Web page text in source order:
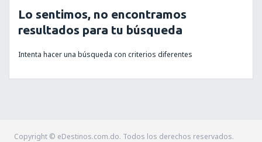
Lo sentimos, no encontramos
resultados para tu búsqueda
Intenta hacer una búsqueda con criterios diferentes
Copyright © eDestinos.com.do. Todos los derechos reservados.